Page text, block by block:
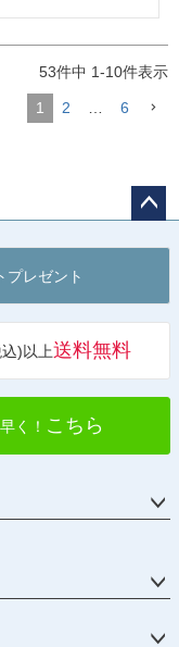
53件中 1-10件表示
1 2 6
へ
プレゼント
)以上送料無料
く！ こちら